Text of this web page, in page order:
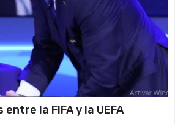
la FIFA y la UEFA